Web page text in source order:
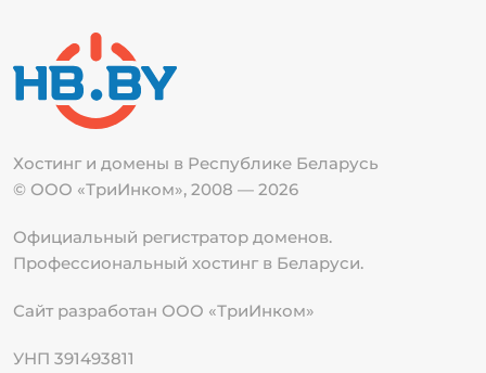
Хостинг и домены в Республике Беларусь
© ООО «ТриИнком», 2008 — 2026
Официальный регистратор доменов.
Профессиональный хостинг в Беларуси.
Сайт разработан ООО «ТриИнком»
УНП 391493811